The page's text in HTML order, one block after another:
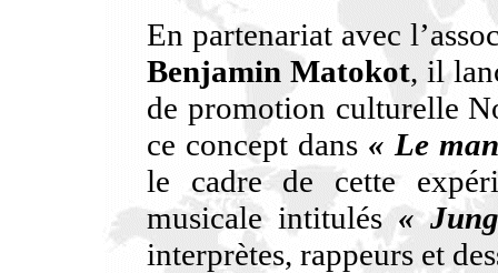
En partenariat avec
Benjamin Matokot, il
de promotion culturelle
ce concept dans « Le
le cadre de cette
musicale intitulés«
interprètes, rappeurs et